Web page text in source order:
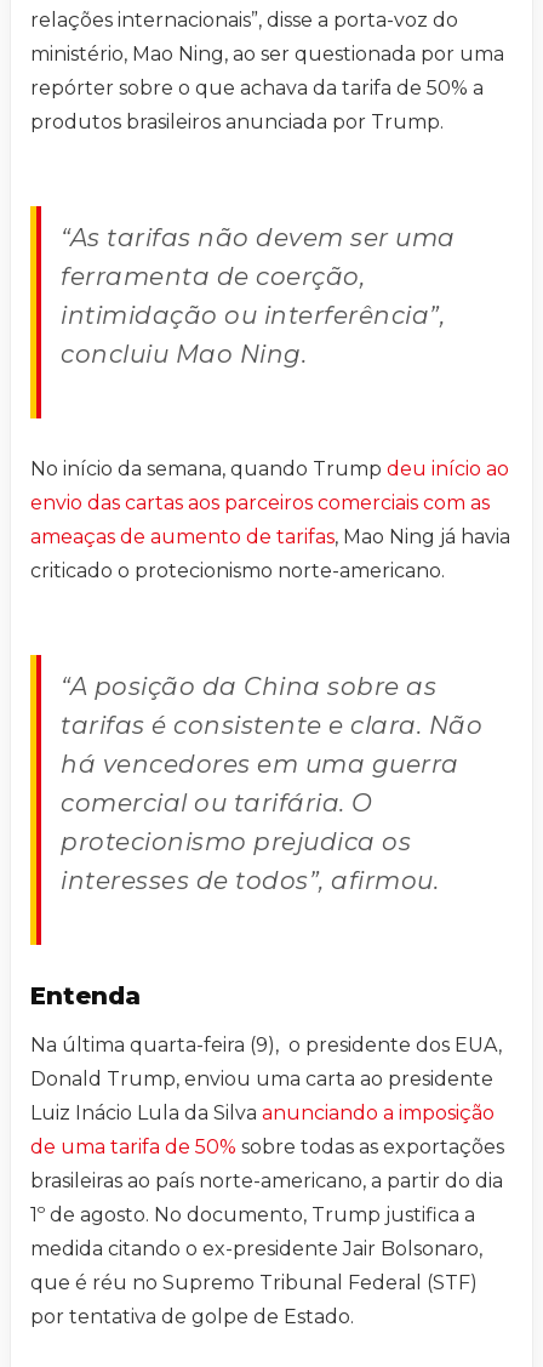
relações internacionais”, disse a porta-voz do
ministério, Mao Ning, ao ser questionada por uma
repórter sobre o que achava da tarifa de 50% a
produtos brasileiros anunciada por Trump.
“As tarifas não devem ser uma
ferramenta de coerção,
intimidação ou interferência”,
concluiu Mao Ning.
No início da semana, quando Trump deu início ao
envio das cartas aos parceiros comerciais com as
ameaças de aumento de tarifas, Mao Ning já havia
criticado o protecionismo norte-americano.
“A posição da China sobre as
tarifas é consistente e clara. Não
há vencedores em uma guerra
comercial ou tarifária. O
protecionismo prejudica os
interesses de todos”, afirmou.
Entenda
Na última quarta-feira (9), o presidente dos EUA,
Donald Trump, enviou uma carta ao presidente
Luiz Inácio Lula da Silva anunciando a imposição
de uma tarifa de 50% sobre todas as exportações
brasileiras ao país norte-americano, a partir do dia
1º de agosto. No documento, Trump justifica a
medida citando o ex-presidente Jair Bolsonaro,
que é réu no Supremo Tribunal Federal (STF)
por tentativa de golpe de Estado.